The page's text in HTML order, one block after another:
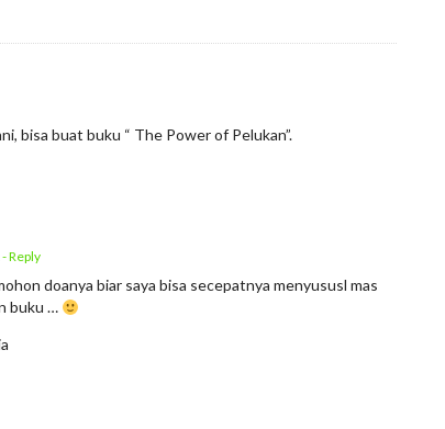
bisa buat buku “ The Power of Pelukan”.
- Reply
doanya biar saya bisa secepatnya menyususl mas
buku …